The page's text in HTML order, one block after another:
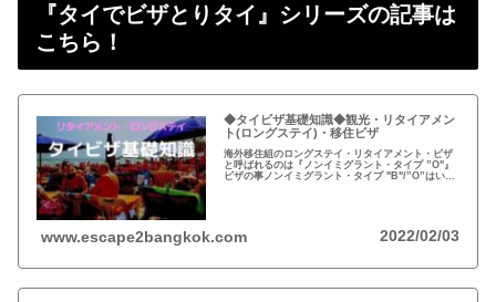
『タイでビザとりタイ』シリーズの記事は
こちら！
◆タイビザ基礎知識◆観光・リタイアメン
ト(ロングステイ)・移住ビザ
海外移住組のロングステイ・リタイアメント・ビザ
と呼ばれるのは『ノンイミグラント・タイプ ”O"』
ビザの事ノンイミグラント・タイプ "B"/”O”はいず
www.escape2bangkok.com 2022/02/03